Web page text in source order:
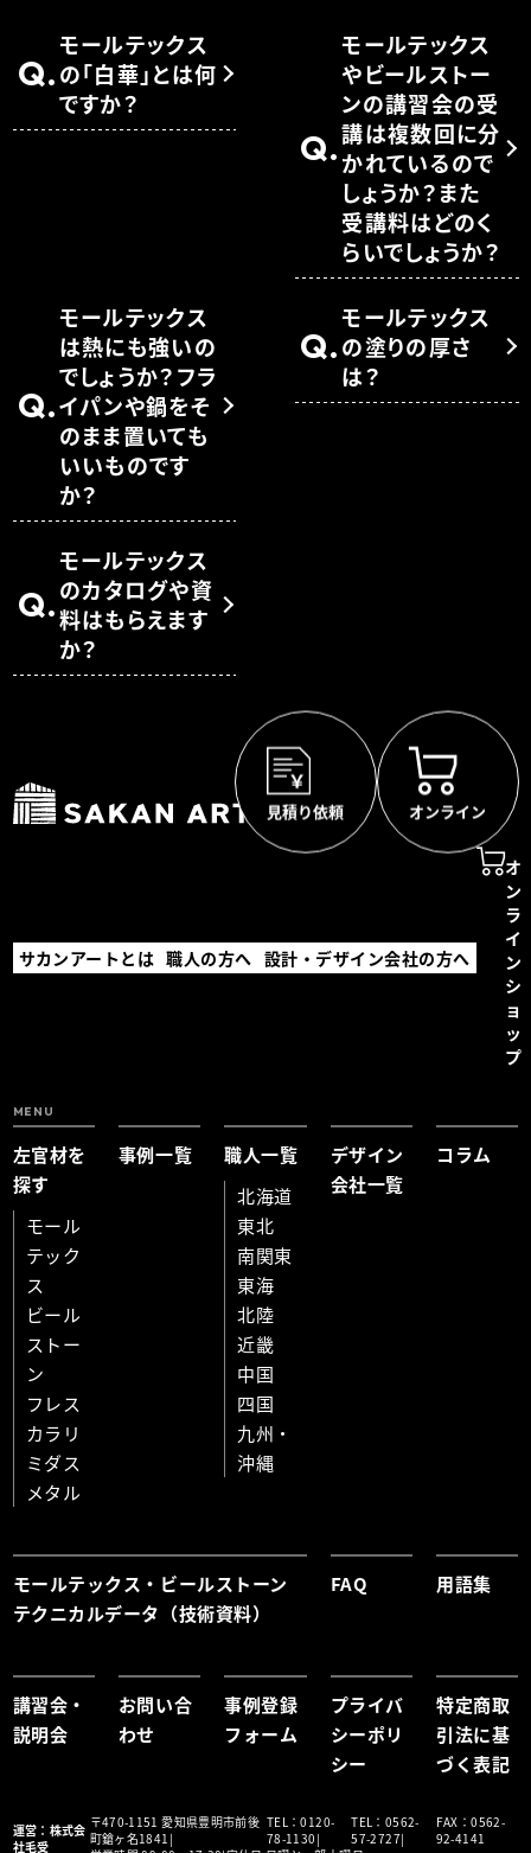
Q.
モールテックス
の「白華」とは何
ですか？
Q.
モールテックス
やビールストー
ンの講習会の受
講は複数回に分
かれているので
しょうか？また
受講料はどのく
らいでしょうか？
Q.
モールテックス
は熱にも強いの
でしょうか？フラ
イパンや鍋をそ
のまま置いても
いいものです
か？
Q.
モールテックス
の塗りの厚さ
は？
Q.
モールテックス
のカタログや資
料はもらえます
か？
サカンアートとは 職人の方へ 設計・デザイン会社の方へ
オ
ン
ラ
イ
ン
シ
ョ
ッ
プ
MENU
左官材を
探す
モール
テック
ス
ビール
ストー
ン
フレス
カラリ
ミダス
メタル
事例一覧
職人一覧
北海道
東北
南関東
東海
北陸
近畿
中国
四国
九州・
沖縄
デザイン
会社一覧
コラム
モールテックス・ビールストーン
テクニカルデータ（技術資料）
FAQ 用語集
講習会・
説明会
お問い合
わせ
事例登録
フォーム
プライバ
シーポリ
シー
特定商取
引法に基
づく表記
運営：株式会
社毛受
〒470-1151 愛知県豊明市前後
町鎗ヶ名1841
TEL：0120-
78-1130
TEL： 0562-
57-2727
FAX：0562-
92-4141
見積り依頼 オンライン